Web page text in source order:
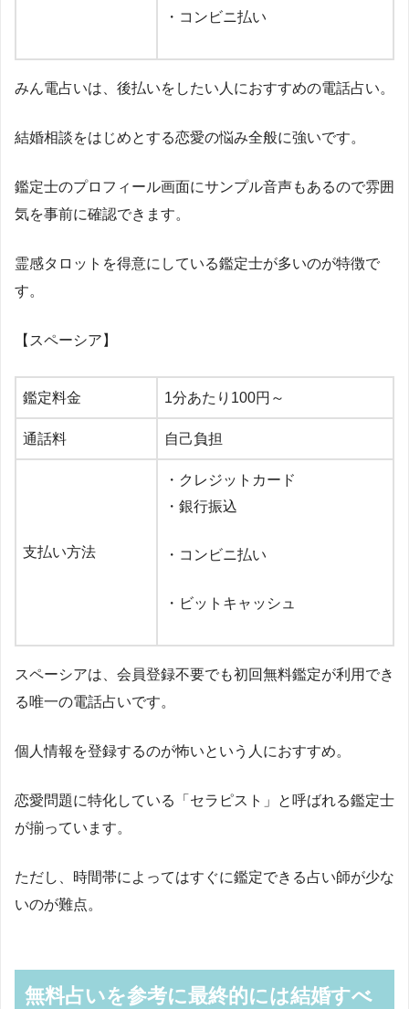
・コンビニ払い
みん電占いは、後払いをしたい人におすすめの電話占い。
結婚相談をはじめとする恋愛の悩み全般に強いです。
鑑定士のプロフィール画面にサンプル音声もあるので雰囲
気を事前に確認できます。
霊感タロットを得意にしている鑑定士が多いのが特徴で
す。
【スペーシア】
鑑定料金 1分あたり 100円～
通話料 自己負担
支払い方法
・クレジットカード
・銀行振込
・コンビニ払い
・ビットキャッシュ
スペーシアは、会員登録不要でも初回無料鑑定が利用でき
る唯一の電話占いです。
個人情報を登録するのが怖いという人におすすめ。
恋愛問題に特化している「セラピスト」と呼ばれる鑑定士
が揃っています。
ただし、時間帯によってはすぐに鑑定できる占い師が少な
いのが難点。
無料占いを参考に最終的には結婚すべ